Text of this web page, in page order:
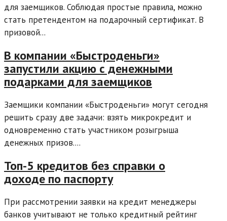
для заемщиков. Соблюдая простые правила, можно
стать претендентом на подарочный сертификат. В
призовой...
В компании «Быстроденьги»
запустили акцию с денежными
подарками для заемщиков
Заемщики компании «Быстроденьги» могут сегодня
решить сразу две задачи: взять микрокредит и
одновременно стать участником розыгрыша
денежных призов....
Топ-5 кредитов без справки о
доходе по паспорту
При рассмотрении заявки на кредит менеджеры
банков учитывают не только кредитный рейтинг